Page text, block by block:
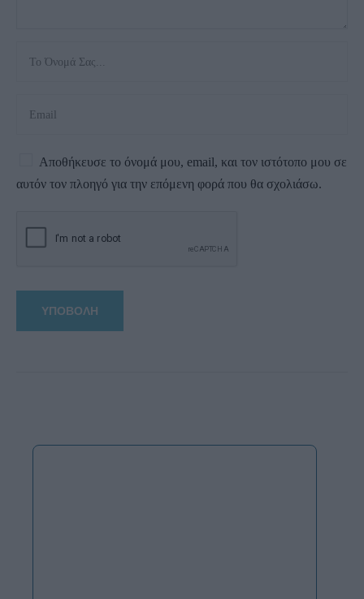
Αποθήκευσε το όνομά μου, email, και τον ιστότοπο μου σε
αυτόν τον πλοηγό για την επόμενη φορά που θα σχολιάσω.